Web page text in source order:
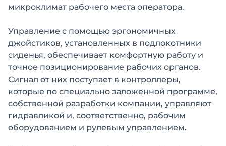
микроклимат рабочего места оператора.
Управление с помощью эргономичных
джойстиков, установленных в подлокотники
сиденья, обеспечивает комфортную работу и
точное позиционирование рабочих органов.
Сигнал от них поступает в контроллеры,
которые по специально заложенной программе,
собственной разработки компании, управляют
гидравликой и, соответственно, рабочим
оборудованием и рулевым управлением.